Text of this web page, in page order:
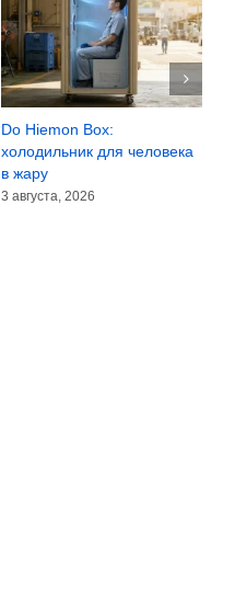
Do Hiemon Box:
холодильник для человека
в жару
3 августа, 2026